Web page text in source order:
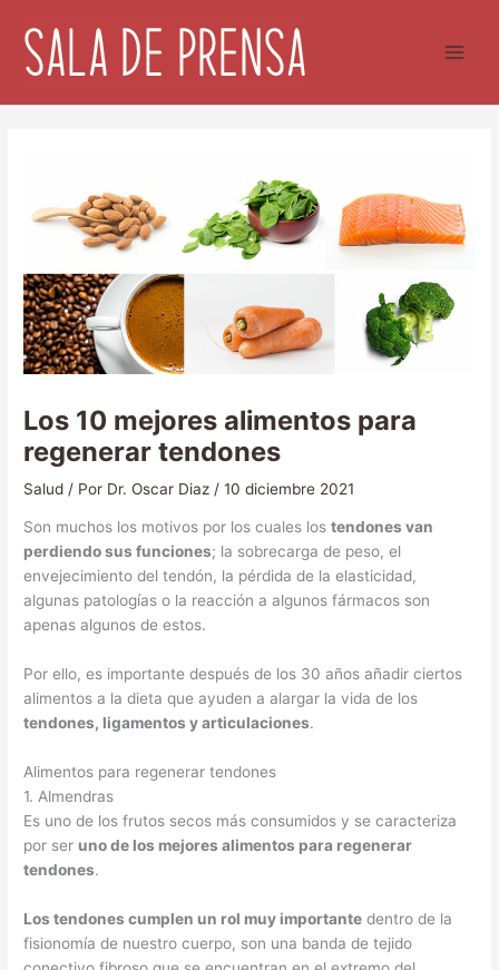
contenido
Los 10 mejores alimentos para
regenerar tendones
Salud / Por Dr. Oscar Diaz /10 diciembre 2021
Son muchos los motivos por los cuales lostendones van
perdiendo sus funciones; la sobrecarga de peso, el
envejecimiento del tendón, la pérdida de la elasticidad,
algunas patologías o la reacción a algunos fármacos son
apenas algunos de estos.
Por ello, es importante después de los 30 años añadir ciertos
alimentos a la dieta que ayuden a alargar la vida de los
tendones, ligamentos y articulaciones.
Alimentos para regenerar tendones
1. Almendras
Es uno de los frutos secos más consumidos y se caracteriza
por ser uno de los mejores alimentos para regenerar
tendones.
Los tendones cumplen un rol muy importante dentro de la
fisionomía de nuestro cuerpo, son una banda de tejido